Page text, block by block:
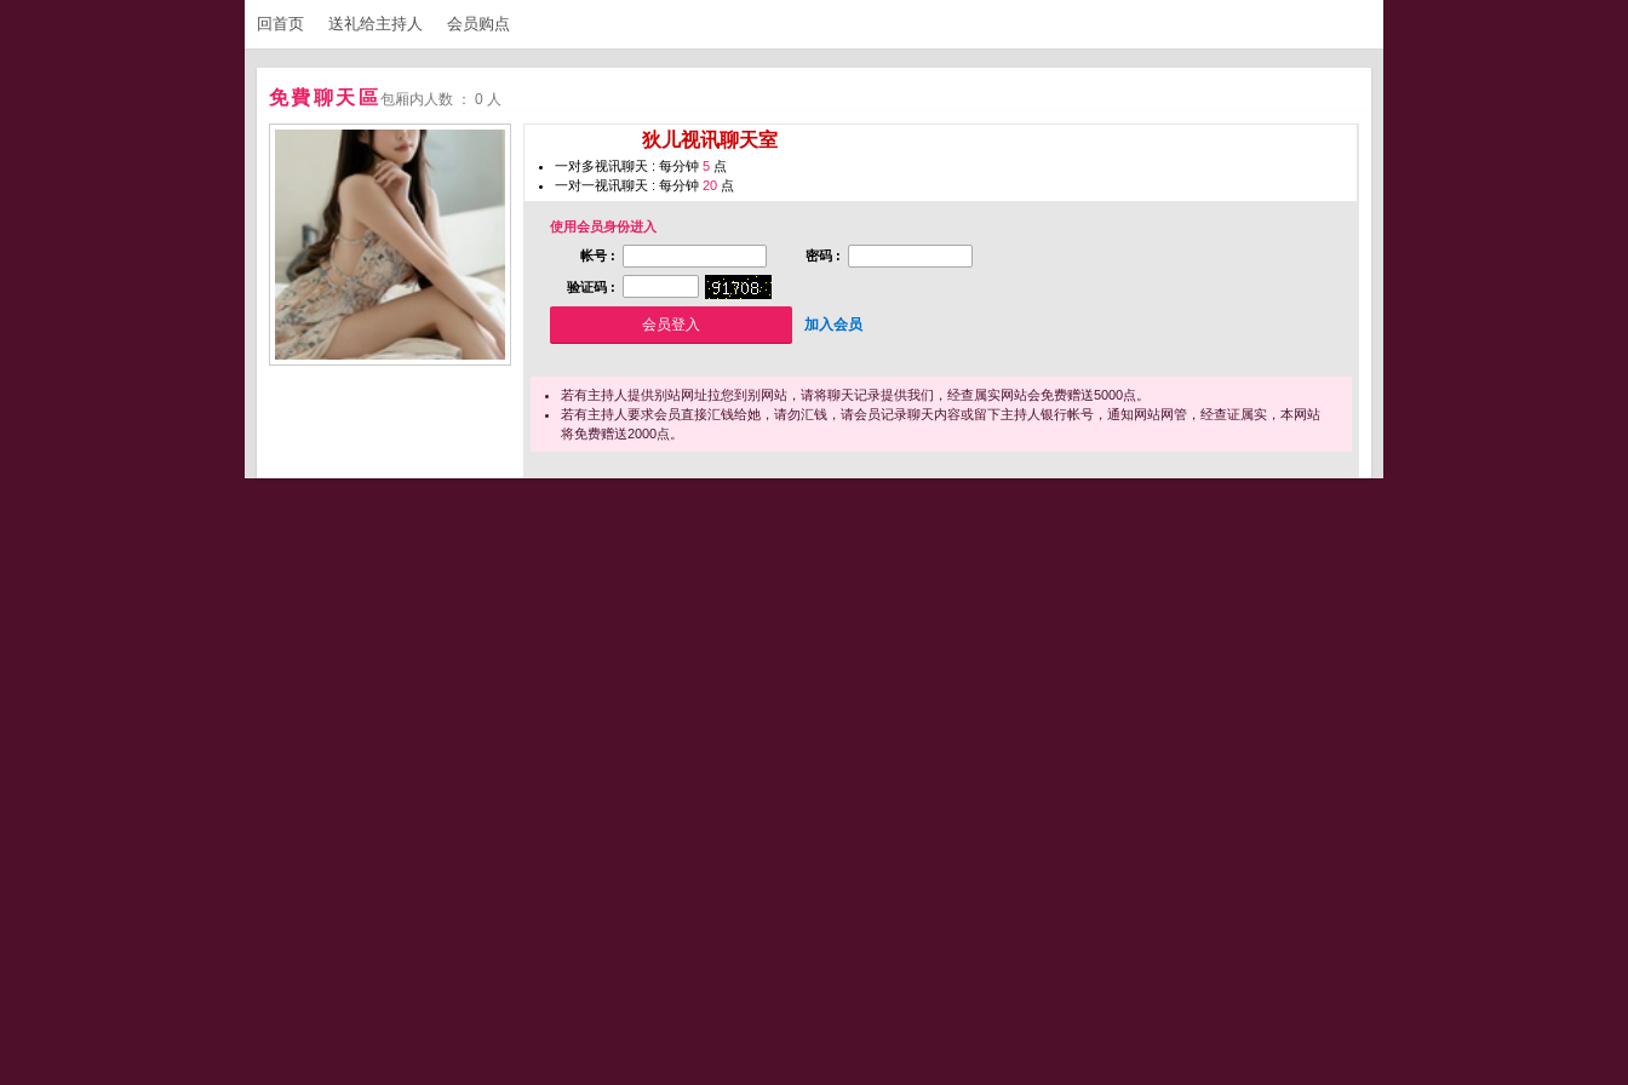
回首页 送礼给主持人 会员购点
免費聊天區包厢内人数 ： 0 人
狄儿视讯聊天室
一对多视讯聊天 : 每分钟 5 点
一对一视讯聊天 : 每分钟 20 点
使用会员身份进入
帐号 :
密码 :
验证码 :
加入会员
若有主持人提供别站网址拉您到别网站，请将聊天记录提供我们，经查属实网站会免费赠送5000点。
若有主持人要求会员直接汇钱给她，请勿汇钱，请会员记录聊天内容或留下主持人银行帐号，通知网站网管，经查证属实，本网站
将免费赠送2000点。